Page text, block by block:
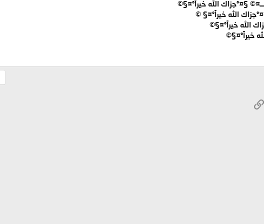
§¤°جزاك الله خيراً°¤§©
الله خيراً°¤§ ©
الله خيراً°¤§©
خيراً°¤§©
الإلكتروني